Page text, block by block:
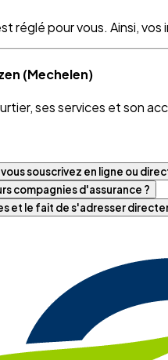
réglé pour vous. Ainsi,
(Mechelen)
ses services et son
souscrivez en ligne ou
compagnies d'assurance ?
et le fait de s'adresser